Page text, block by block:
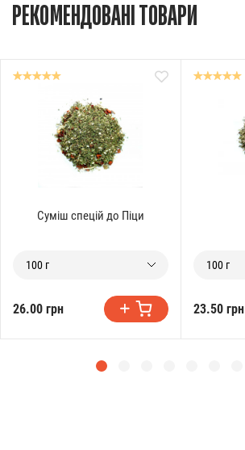
РЕКОМЕНДОВАНІ ТОВАРИ
Суміш спецій до Піци
100 г
26.00 грн
100 г
23.50 грн